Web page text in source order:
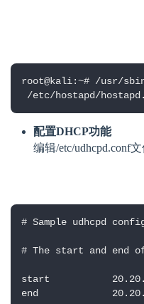
root@kali:~# /usr/
/etc/hostapd/
配置DHCP功能
编辑/etc/udhcpd.conf
# Sample udhcpd
# The start and end
start
end